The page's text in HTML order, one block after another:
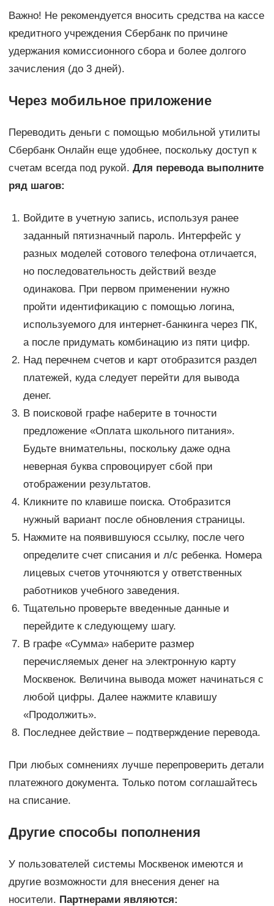
Важно! Не рекомендуется вносить средства на кассе
кредитного учреждения Сбербанк по причине
удержания комиссионного сбора и более долгого
зачисления (до 3 дней).
Через мобильное приложение
Переводить деньги с помощью мобильной утилиты
Сбербанк Онлайн еще удобнее, поскольку доступ к
счетам всегда под рукой. Для перевода выполните
ряд шагов:
Войдите в учетную запись, используя ранее
заданный пятизначный пароль. Интерфейс у
разных моделей сотового телефона отличается,
но последовательность действий везде
одинакова. При первом применении нужно
пройти идентификацию с помощью логина,
используемого для интернет-банкинга через ПК,
а после придумать комбинацию из пяти цифр.
Над перечнем счетов и карт отобразится раздел
платежей, куда следует перейти для вывода
денег.
В поисковой графе наберите в точности
предложение «Оплата школьного питания».
Будьте внимательны, поскольку даже одна
неверная буква спровоцирует сбой при
отображении результатов.
Кликните по клавише поиска. Отобразится
нужный вариант после обновления страницы.
Нажмите на появившуюся ссылку, после чего
определите счет списания и л/с ребенка. Номера
лицевых счетов уточняются у ответственных
работников учебного заведения.
Тщательно проверьте введенные данные и
перейдите к следующему шагу.
В графе «Сумма» наберите размер
перечисляемых денег на электронную карту
Москвенок. Величина вывода может начинаться с
любой цифры. Далее нажмите клавишу
«Продолжить».
Последнее действие – подтверждение перевода.
При любых сомнениях лучше перепроверить детали
платежного документа. Только потом соглашайтесь
на списание.
Другие способы пополнения
У пользователей системы Москвенок имеются и
другие возможности для внесения денег на
носители. Партнерами являются: